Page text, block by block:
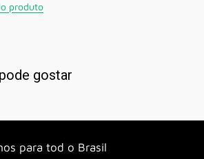
produto
gostar
para tod o Brasil